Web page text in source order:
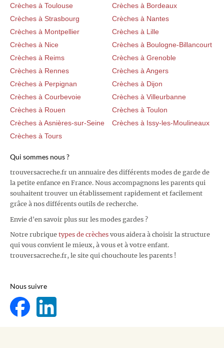
Crèches à Toulouse
Crèches à Bordeaux
Crèches à Strasbourg
Crèches à Nantes
Crèches à Montpellier
Crèches à Lille
Crèches à Nice
Crèches à Boulogne-Billancourt
Crèches à Reims
Crèches à Grenoble
Crèches à Rennes
Crèches à Angers
Crèches à Perpignan
Crèches à Dijon
Crèches à Courbevoie
Crèches à Villeurbanne
Crèches à Rouen
Crèches à Toulon
Crèches à Asnières-sur-Seine
Crèches à Issy-les-Moulineaux
Crèches à Tours
Qui sommes nous ?
trouversacreche.fr un annuaire des différents modes de garde de
la petite enfance en France. Nous accompagnons les parents qui
souhaitent trouver un établissement rapidement et facilement
grâce à nos différents outils de recherche.
Envie d'en savoir plus sur les modes gardes ?
Notre rubrique types de crèches vous aidera à choisir la structure
qui vous convient le mieux, à vous et à votre enfant.
trouversacreche.fr, le site qui chouchoute les parents !
Nous suivre